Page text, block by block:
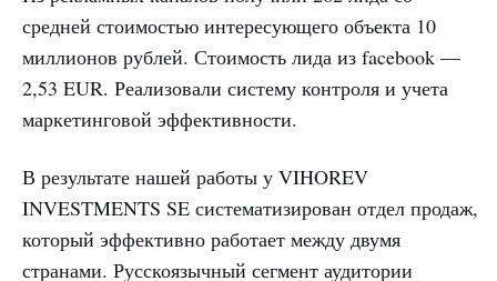
средней стоимостью интересующего объекта 10
миллионов рублей. Стоимость лида из facebook —
2,53 EUR. Реализовали систему контроля и учета
маркетинговой эффективности.
В результате нашей работы у VIHOREV
INVESTMENTS SE систематизирован отдел продаж,
который эффективно работает между двумя
странами. Русскоязычный сегмент аудитории